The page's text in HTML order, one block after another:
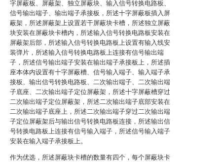
字屏蔽板、屏蔽架、独立屏蔽块、输入信号转换电路板、
信号输出端子、输出端子承接板，所述十字屏蔽板插入屏
蔽架，所述屏蔽架上设置若干屏蔽块卡槽，所述独立屏蔽
块安装在屏蔽块卡槽内，所述输入信号转换电路板安装在
屏蔽架后部，所述输入信号转换电路板上设置有输入线安
装弹片，所述输入信号转换电路板上连接有信号输出端
子，所述信号输出端子安装在输出端子承接板上，所述插
座本体内设置有十字屏蔽槽、信号输入端子、输入端子承
接板、输出信号转换电路板、二次输出端子、二次输出端
子底座、二次输出端子定位屏蔽架，所述十字屏蔽槽穿过
二次输出端子定位屏蔽架，所述二次输出端子底部安装在
二次输出端子底座上，所述二次输出端子穿过二次输出端
子定位屏蔽架后与输出信号转换电路板连接，所述输出信
号转换电路板上连接有信号输入端子，所述信号输入端子
安装在输入端子承接板上。
作为优选，所述屏蔽块卡槽的数量有四个，每个屏蔽块卡